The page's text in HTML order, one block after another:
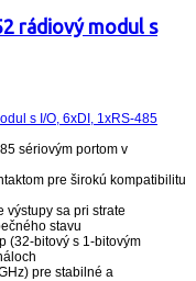
rádiový modul s
sériovým portom v
pre širokú kompatibilitu
výstupy sa pri strate
stavu
(32-bitový s 1-bitovým
pre stabilné a